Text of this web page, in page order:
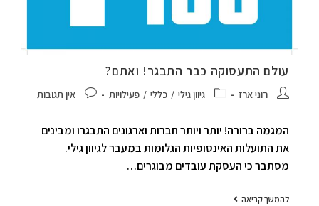
עולם התעסוקה כבר התבגר! ואתם?
רוני ארז גיוון גילי / כללי / פעילויות אין תגובות
המגמה ברורה! יותר ויותר חברות וארגונים התבגרו ומבינים
את התועלות האינסופיות הגלומות במעבר לגיוון גילי.
מסתבר כי העסקת עובדים מבוגרים…
להמשך קריאה